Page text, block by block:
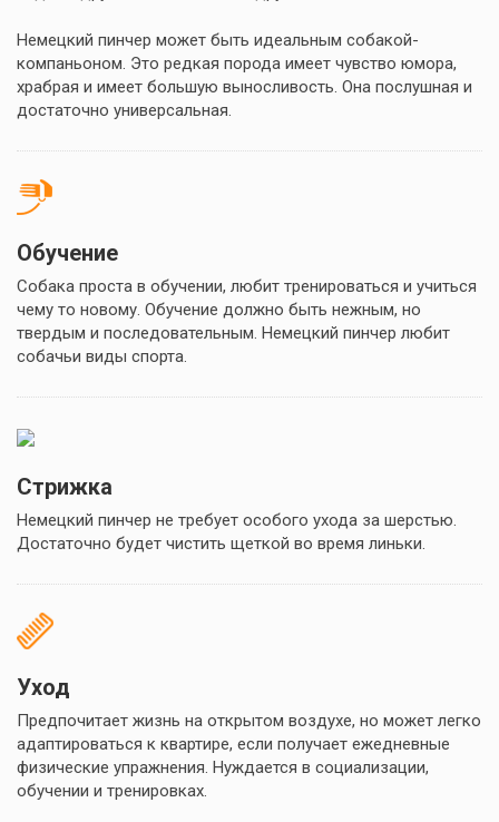
Немецкий пинчер может быть идеальным собакой-
компаньоном. Это редкая порода имеет чувство юмора,
храбрая и имеет большую выносливость. Она послушная и
достаточно универсальная.
Обучение
Собака проста в обучении, любит тренироваться и учиться
чему то новому. Обучение должно быть нежным, но
твердым и последовательным. Немецкий пинчер любит
собачьи виды спорта.
Стрижка
Немецкий пинчер не требует особого ухода за шерстью.
Достаточно будет чистить щеткой во время линьки.
Уход
Предпочитает жизнь на открытом воздухе, но может легко
адаптироваться к квартире, если получает ежедневные
физические упражнения. Нуждается в социализации,
обучении и тренировках.